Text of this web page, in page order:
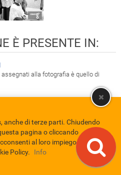
È PRESENTE IN:
alla fotografia è quello di
Nazionale
Privacy policy
EBAD
anche di terze parti. Chiudendo
pagina o cliccando
al loro impiego in
Policy.
Info